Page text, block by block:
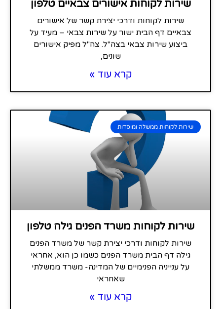
שירות לקוחות אישורים צבאיים טלפון
שירות לקוחות ודרכי יצירת קשר של אישורים
צבאיים דף הבית ישור על שירות צבאי – מעיד על
ביצוע שירות צבאי בצה"ל. צה"ל מפיק אישורים
שונים,
קרא עוד »
שירות לקוחות ממשלה ומוסדות
שירות לקוחות משרד הפנים גילה טלפון
שירות לקוחות ודרכי יצירת קשר של משרד הפנים
גילה דף הבית משרד הפנים כשמו כן הוא, אחראי
על ענייניה הפנימיים של המדינה- משרד ממשלתי
שאחראי
קרא עוד »